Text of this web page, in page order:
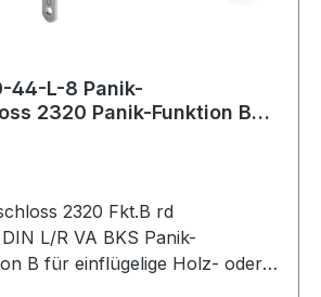
44-L-8 Panik-
2320 Panik-Funktion B
2320 Fkt.B rd
L/R VA BKS Panik-
B für einflügelige Holz- oder